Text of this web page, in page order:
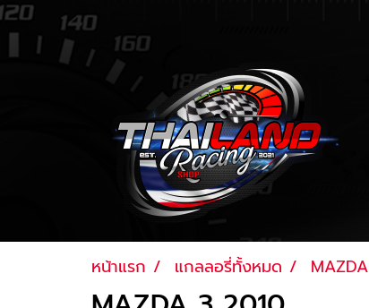
หน้าแรก แกลลอรี่ทั้งหมด MAZDA